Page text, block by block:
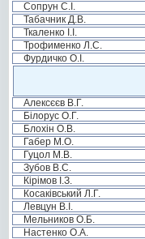
Сопрун С.І.
Табачник Д.В.
Ткаленко І.І.
Трофименко Л.С.
Фурдичко О.І.
Алексєєв В.Г.
Білорус О.Г.
Блохін О.В.
Габер М.О.
Гуцол М.В.
Зубов В.С.
Кірімов І.З.
Косаківський Л.Г.
Левцун В.І.
Мельников О.Б.
Настенко О.А.